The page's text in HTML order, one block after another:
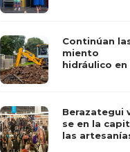
Continúan
miento
hidráulico
Berazategui
se en la
las